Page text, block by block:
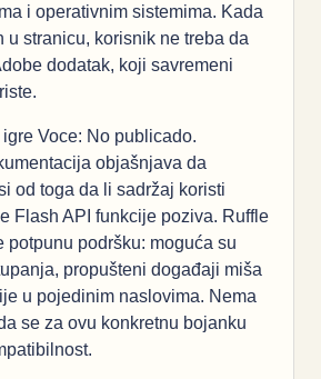
i operativnim sistemima. Kada
u stranicu, korisnik ne treba da
dodatak, koji savremeni
Voce: No publicado.
objašnjava da
od toga da li sadržaj koristi
Flash API funkcije poziva. Ruffle
potpunu podršku: moguća su
propušteni događaji miša
u pojedinim naslovima. Nema
se za ovu konkretnu bojanku